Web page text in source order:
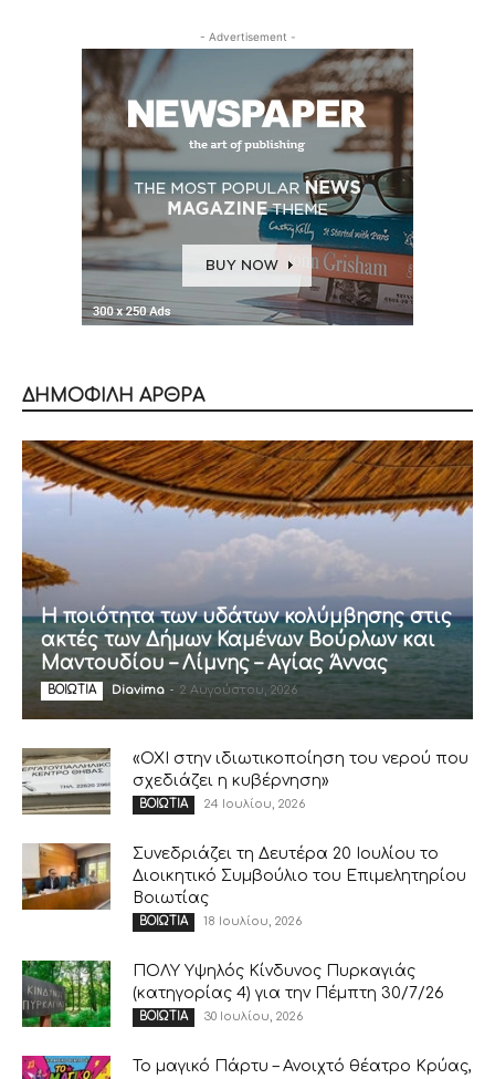
- Advertisement -
ΔΗΜΟΦΙΛΗ ΑΡΘΡΑ
Η ποιότητα των υδάτων κολύμβησης στις
ακτές των Δήμων Καμένων Βούρλων και
Μαντουδίου – Λίμνης – Αγίας Άννας
ΒΟΙΩΤΙΑ Diavima - 2 Αυγούστου, 2026
«ΟΧΙ στην ιδιωτικοποίηση του νερού που
σχεδιάζει η κυβέρνηση»
ΒΟΙΩΤΙΑ 24 Ιουλίου, 2026
Συνεδριάζει τη Δευτέρα 20 Ιουλίου το
Διοικητικό Συμβούλιο του Επιμελητηρίου
Βοιωτίας
ΒΟΙΩΤΙΑ 18 Ιουλίου, 2026
ΠΟΛΥ Υψηλός Κίνδυνος Πυρκαγιάς
(κατηγορίας 4) για την Πέμπτη 30/7/26
ΒΟΙΩΤΙΑ 30 Ιουλίου, 2026
Το μαγικό Πάρτυ – Ανοιχτό θέατρο Κρύας,